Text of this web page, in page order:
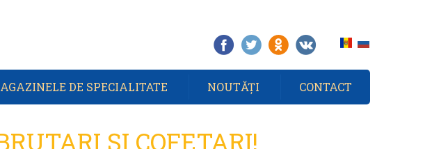
DE SPECIALITATE NOUTĂȚI CONTACT
ȘI COFETARI!